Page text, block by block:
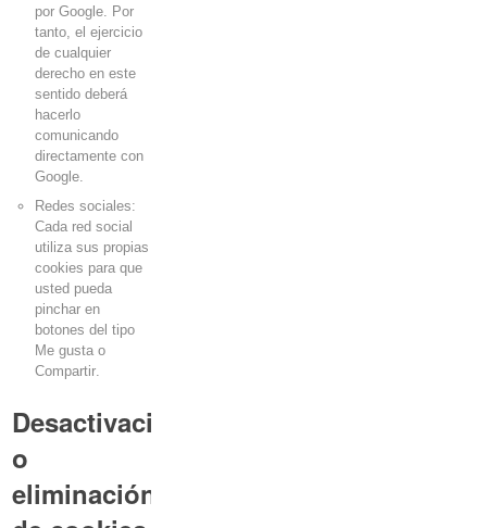
por Google. Por
tanto, el ejercicio
de cualquier
derecho en este
sentido deberá
hacerlo
comunicando
directamente con
Google.
Redes sociales:
Cada red social
utiliza sus propias
cookies para que
usted pueda
pinchar en
botones del tipo
Me gustao
Compartir.
Desactivación
o
eliminación